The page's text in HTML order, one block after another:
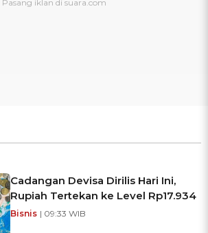
Cadangan Devisa Dirilis Hari Ini,
Rupiah Tertekan ke Level Rp17.934
Bisnis | 09:33 WIB